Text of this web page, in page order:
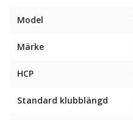
Model
Märke
HCP
Standard klubblängd